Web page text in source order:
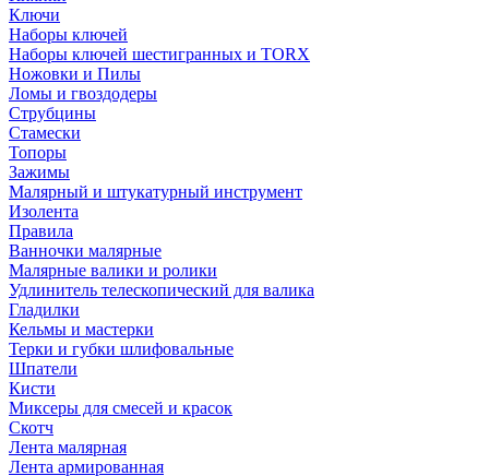
Ключи
Наборы ключей
Наборы ключей шестигранных и TORX
Ножовки и Пилы
Ломы и гвоздодеры
Струбцины
Стамески
Топоры
Зажимы
Малярный и штукатурный инструмент
Изолента
Правила
Ванночки малярные
Малярные валики и ролики
Удлинитель телескопический для валика
Гладилки
Кельмы и мастерки
Терки и губки шлифовальные
Шпатели
Кисти
Миксеры для смесей и красок
Скотч
Лента малярная
Лента армированная